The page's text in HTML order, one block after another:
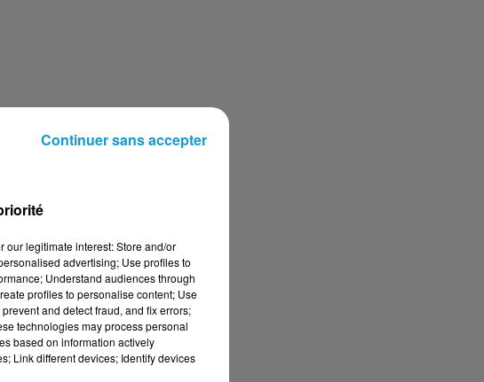
legitimate interest: Store and/or
advertising; Use profiles to
Understand audiences through
profiles to personalise content; Use
and detect fraud, and fix errors;
technologies may process personal
based on information actively
Link different devices; Identify devices
Continuer sans accepter